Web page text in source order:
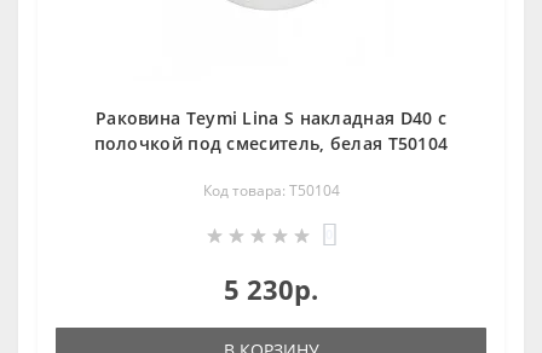
Раковина Teymi Lina S накладная D40 с
полочкой под смеситель, белая T50104
Код товара: T50104
5 230р.